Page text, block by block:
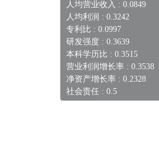
人均营业收入 : 0.0849
人均利润 : 0.3242
专利比 : 0.0997
研发强度 : 0.3639
本科学历比 : 0.3515
营业利润增长率 : 0.3538
净资产增长率 : 0.2328
社会责任 : 0.5